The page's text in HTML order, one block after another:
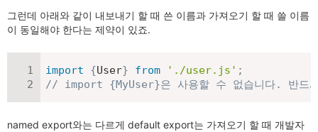
그런데 아래와 같이 내보내기 할 때 쓴 이름과 가져오기 할 때 쓸 이름
이 동일해야 한다는 제약이 있죠.
import {User} from './user.js' ;
// import {MyUser}은 사용할 수 없습니다. 반드
named export와는 다르게 default export는 가져오기 할 때 개발자